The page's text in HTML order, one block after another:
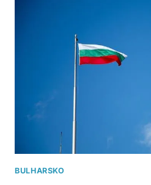
BULHARSKO